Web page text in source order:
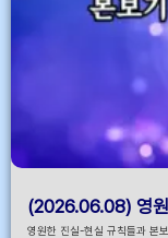
(2026.06.08) 영
영원한 진실-현실 규칙들과 본